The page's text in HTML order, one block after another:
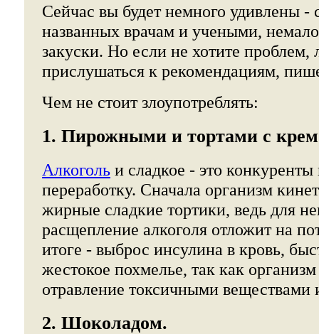
Сейчас вы будет немного удивлены -
названных врачам и учеными,
закуски. Но если не хотите проблем,
прислушаться к рекомендациям,
Чем не стоит злоупотреблять:
1. Пирожными и тортами с
Алкоголь и сладкое - это конкуренты
переработку. Сначала организм
жирные сладкие тортики, ведь для
расщепление алкоголя отложит на
итоге - выброс инсулина в кровь,
жестокое похмелье, так как
отравление токсичными веществами
2. Шоколадом.